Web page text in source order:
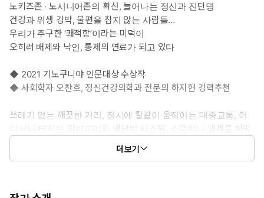
노키즈존 ‧ 노시니어존의 확산, 늘어나는 정신과 진단명
건강과 위생 강박, 불편을 참지 않는 사람들…
우리가 추구한 ‘쾌적함’이라는 미덕이
오히려 배제와 낙인, 통제의 연료가 되고 있다
◆ 2021 기노쿠니야 인문대상 수상작
◆ 사회학자 오찬호, 정신건강의학과 전문의 하지현 강력추천
쓰레기 없는 깨끗한 거리, 정시에 칼같이 움직이는 대중교통, 어
디서나 터지는 와이파이와 냉난방 시스템, 소음이나 냄새를 허락
하지 않는 무음무취의 공간, 친절하고 빠른 서비스업 종사자, 지
극히 얌전한 아이들과 단정하고 건강한 어른들. 현대인은 인류
더보기